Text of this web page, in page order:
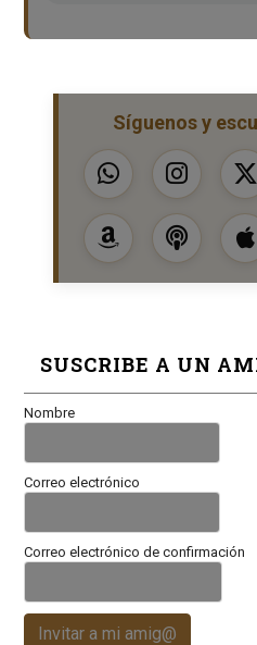
Síguenos y
SUSCRIBE A UN
Nombre
Correo electrónico
Correo electrónico de confirmación
Invitar a mi amig@